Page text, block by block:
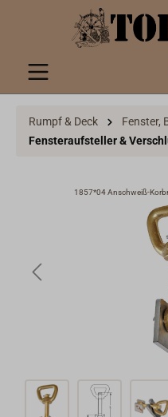
springen
Rumpf & Deck
Fenster,
Fensteraufsteller &
1857*04 Anschweiß-